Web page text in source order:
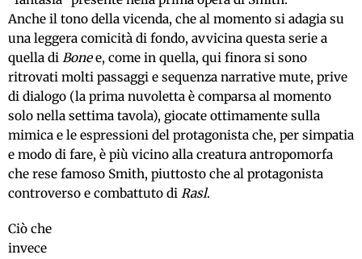
Anche il tono della vicenda, che al momento si adagia su
una leggera comicità di fondo, avvicina questa serie a
quella di Bonee, come in quella, qui finora si sono
ritrovati molti passaggi e sequenza narrative mute, prive
di dialogo (la prima nuvoletta è comparsa al momento
solo nella settima tavola), giocate ottimamente sulla
mimica e le espressioni del protagonista che, per simpatia
e modo di fare, è più vicino alla creatura antropomorfa
che rese famoso Smith, piuttosto che al protagonista
controverso e combattuto di Rasl.
Ciò che
invece